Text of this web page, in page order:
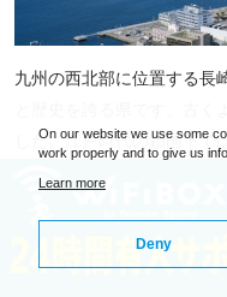
九州の西北部に位置する長
した。江戸時代の鎖国下で
華々しい歴史だけではあり
On our website we use some
work properly and to give us
Learn more
Deny